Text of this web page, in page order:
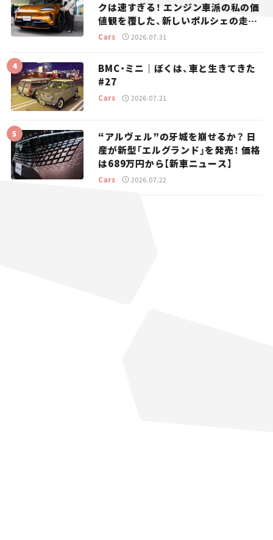
クは速すぎる！ エンジン車派の私の価
値観を覆した、新しいポルシェの走
り。
Cars 2026.07.31
BMC・ミニ｜ぼくは、車と生きてきた
#27
Cars 2026.07.21
“アルヴェル”の牙城を崩せるか？ 日
産が新型「エルグランド」を発売！ 価格
は689万円から【新車ニュース】
Cars 2026.07.22